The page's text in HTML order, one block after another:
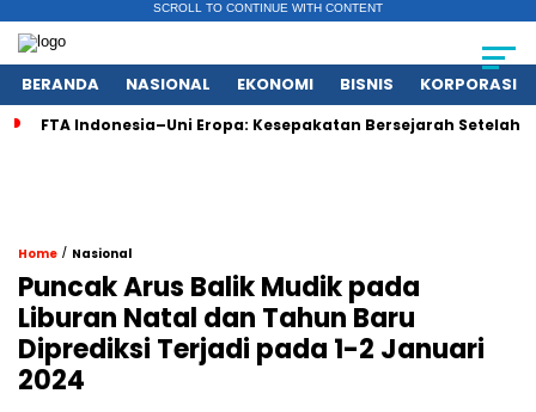
SCROLL TO CONTINUE WITH CONTENT
BERANDA NASIONAL EKONOMI BISNIS KORPORASI
FTA Indonesia–Uni Eropa: Kesepakatan Bersejarah Setelah
Home / Nasional
Puncak Arus Balik Mudik pada
Liburan Natal dan Tahun Baru
Diprediksi Terjadi pada 1-2 Januari
2024